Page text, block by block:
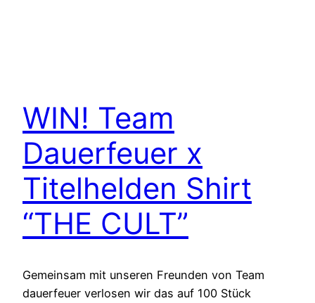
WIN! Team
Dauerfeuer x
Titelhelden Shirt
“THE CULT”
Gemeinsam mit unseren Freunden von Team
dauerfeuer verlosen wir das auf 100 Stück